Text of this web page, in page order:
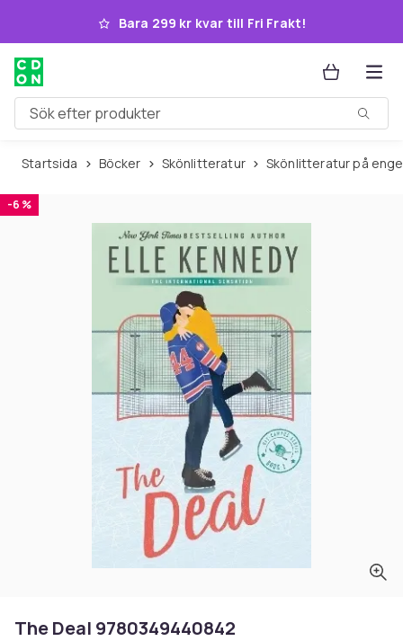
Hoppa till huvudinnehållet
Bara 299 kr kvar till Fri Frakt!
Sök efter produkter
Startsida Böcker Skönlitteratur Skönlitteratur på
-6 %
The Deal 9780349440842